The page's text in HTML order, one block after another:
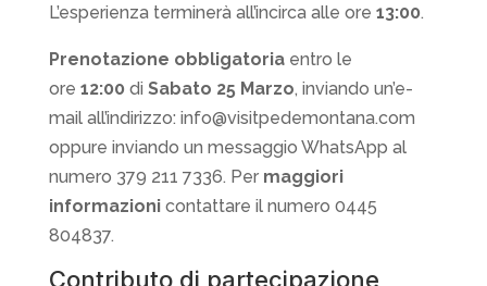
L’esperienza terminerà all’incirca alle ore 13:00.
Prenotazione obbligatoriaentro le
ore 12:00 di Sabato 25 Marzo, inviando un’e-
mail all’indirizzo: info@visitpedemontana.com
oppure inviando un messaggio WhatsApp al
numero 379 211 7336. Per maggiori
informazionicontattare il numero 0445
804837.
Contributo di partecipazione